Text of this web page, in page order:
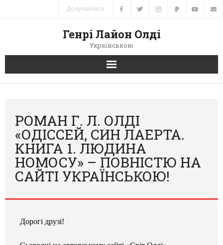
Долучайтеся
Генрі Лайон Олді
Українською
Головна
Автори
Книги
РОМАН Г. Л. ОЛДІ
«ОДІССЕЙ, СИН ЛАЕРТА.
КНИГА 1. ЛЮДИНА
НОМОСУ» – ПОВНІСТЮ НА
САЙТІ УКРАЇНСЬКОЮ!
Дорогі друзі!